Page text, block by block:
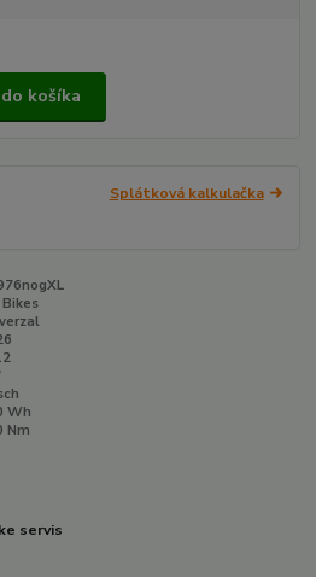
košíka
Splátková kalkulačka
Bikes
Wh
Nm
servis